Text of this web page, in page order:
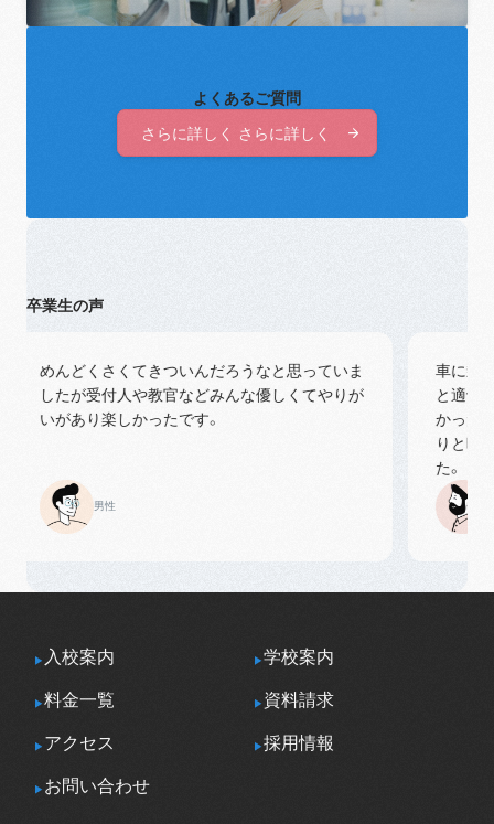
よくあるご質問
さらに詳しく さらに詳しく
さらに詳しく さらに詳しく
卒業生の声
めんどくさくてきついんだろうなと思っていま
したが受付人や教官などみんな優しくてやりが
いがあり楽しかったです。
男性
車に乗る
と適切な
かったで
りと時間
た。
男性
入校案内 学校案内
料金一覧 資料請求
アクセス 採用情報
お問い合わせ